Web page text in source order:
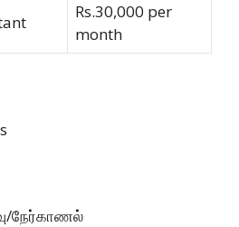
Rs.30,000 per
month
நேர்காணல்